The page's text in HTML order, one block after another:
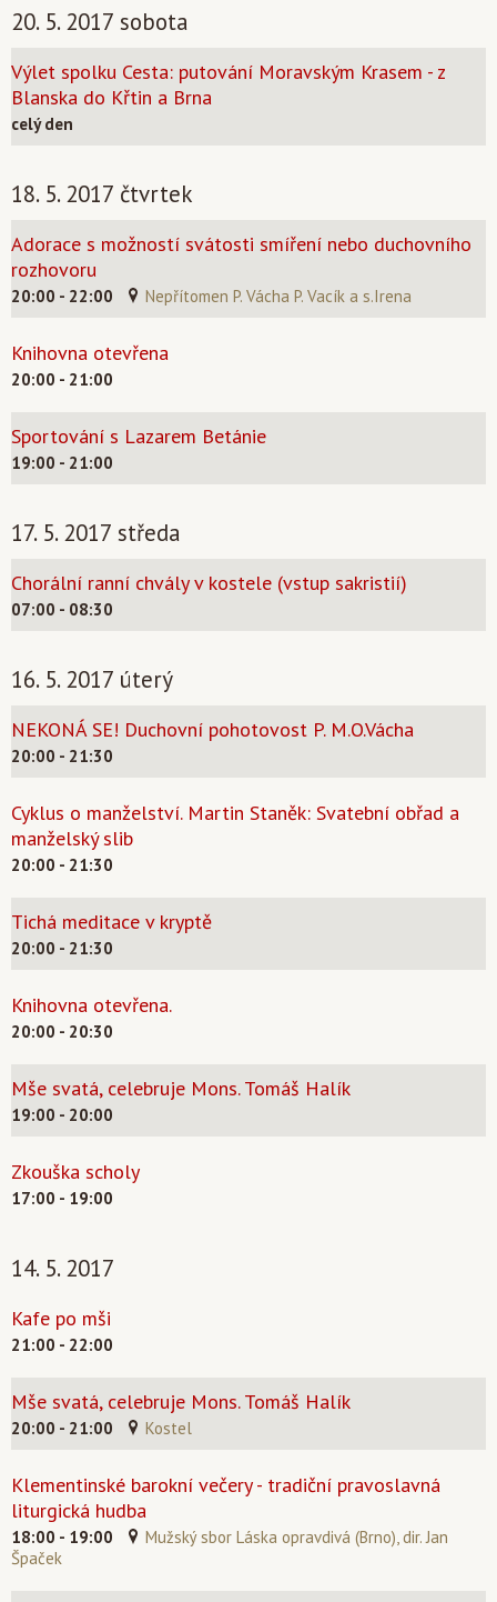
20. 5. 2017 sobota
Výlet spolku Cesta: putování Moravským Krasem - z
Blanska do Křtin a Brna
celý den
18. 5. 2017 čtvrtek
Adorace s možností svátosti smíření nebo duchovního
rozhovoru
20:00 - 22:00 Nepřítomen P. Vácha P. Vacík a s.Irena
Knihovna otevřena
20:00 - 21:00
Sportování s Lazarem Betánie
19:00 - 21:00
17. 5. 2017 středa
Chorální ranní chvály v kostele (vstup sakristií)
07:00 - 08:30
16. 5. 2017 úterý
NEKONÁ SE! Duchovní pohotovost P. M.O.Vácha
20:00 - 21:30
Cyklus o manželství. Martin Staněk: Svatební obřad a
manželský slib
20:00 - 21:30
Tichá meditace v kryptě
20:00 - 21:30
Knihovna otevřena.
20:00 - 20:30
Mše svatá, celebruje Mons. Tomáš Halík
19:00 - 20:00
Zkouška scholy
17:00 - 19:00
14. 5. 2017
Kafe po mši
21:00 - 22:00
Mše svatá, celebruje Mons. Tomáš Halík
20:00 - 21:00 Kostel
Klementinské barokní večery - tradiční pravoslavná
liturgická hudba
18:00 - 19:00
Mužský sbor Láska opravdivá (Brno), dir. Jan
Špaček